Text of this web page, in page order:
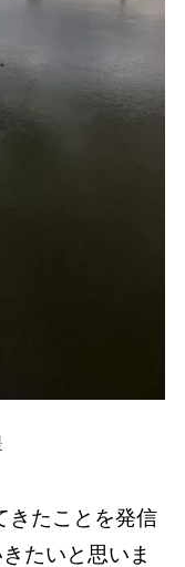
きたことを発信
たいと思いま